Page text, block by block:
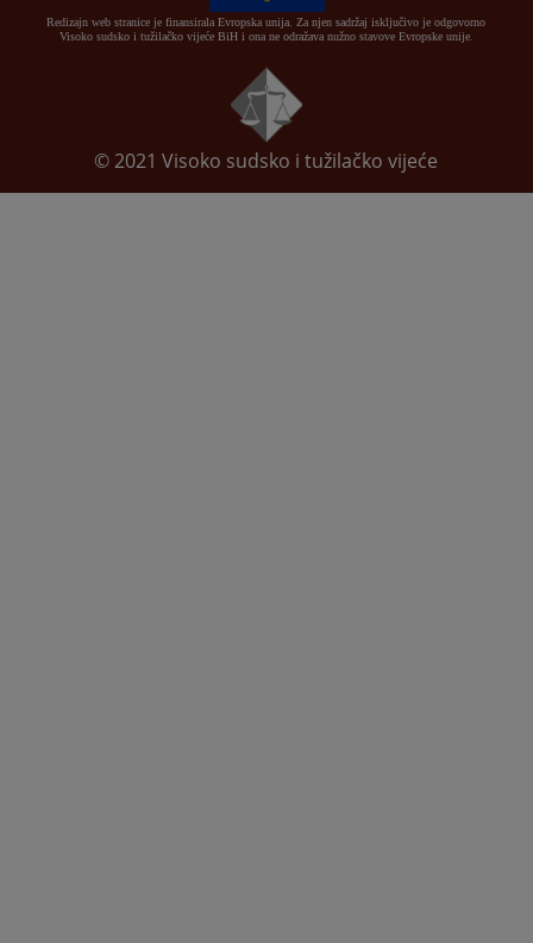
Redizajn web stranice je finansirala Evropska unija. Za njen sadržaj isključivo je odgovorno
Visoko sudsko i tužilačko vijeće BiH i ona ne odražava nužno stavove Evropske unije.
© 2021Visoko sudsko i tužilačko vijeće